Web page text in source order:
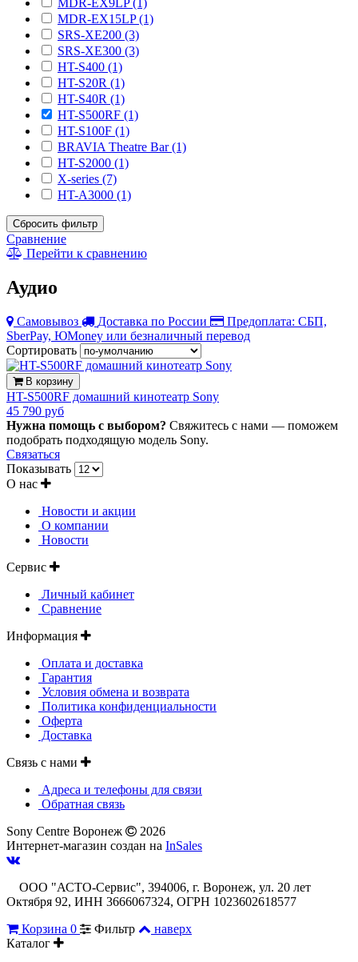
MDR-EX9LP (1)
MDR-EX15LP (1)
SRS-XE200 (3)
SRS-XE300 (3)
HT-S400 (1)
HT-S20R (1)
HT-S40R (1)
HT-S500RF (1)
HT-S100F (1)
BRAVIA Theatre Bar (1)
HT-S2000 (1)
X-series (7)
HT-A3000 (1)
Сбросить фильтр
Сравнение
Перейти к сравнению
Аудио
Самовывоз Доставка по России
Предоплата: СБП,
SberPay, ЮMoney или безналичный перевод
Сортировать
В корзину
HT-S500RF домашний кинотеатр Sony
45 790 руб
Нужна помощь с выбором? Свяжитесь с нами — поможем
подобрать подходящую модель Sony.
Связаться
Показывать
О нас
Новости и акции
О компании
Новости
Сервис
Личный кабинет
Сравнение
Информация
Оплата и доставка
Гарантия
Условия обмена и возврата
Политика конфиденциальности
Оферта
Доставка
Связь с нами
Адреса и телефоны для связи
Обратная связь
Sony Centre Воронеж
2026
Интернет-магазин создан на InSales
ООО "АСТО-Сервис", 394006, г. Воронеж, ул. 20 лет
Октября 92, ИНН 3666067324, ОГРН 1023602618577
Корзина 0 Фильтр
наверх
Каталог